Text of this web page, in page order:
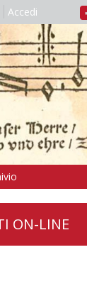
Accedi
ON-LINE